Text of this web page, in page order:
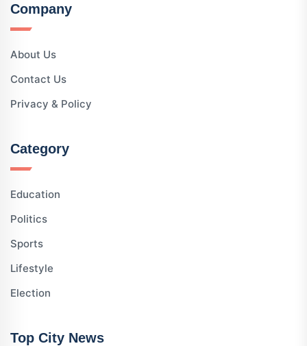
Company
About Us
Contact Us
Privacy & Policy
Category
Education
Politics
Sports
Lifestyle
Election
Top City News